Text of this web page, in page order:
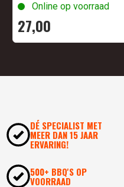
Online op voorraad
27,00
DÉ SPECIALIST MET
MEER DAN 15 JAAR
ERVARING!
500+ BBQ'S OP
VOORRAAD